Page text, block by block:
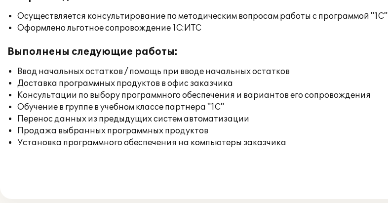
Осуществляется консультирование по методическим вопросам работы с программой "1С"
Оформлено льготное сопровождение 1С:ИТС
Выполнены следующие работы:
Ввод начальных остатков / помощь при вводе начальных остатков
Доставка программных продуктов в офис заказчика
Консультации по выбору программного обеспечения и вариантов его сопровождения
Обучение в группе в учебном классе партнера "1С"
Перенос данных из предыдущих систем автоматизации
Продажа выбранных программных продуктов
Установка программного обеспечения на компьютеры заказчика